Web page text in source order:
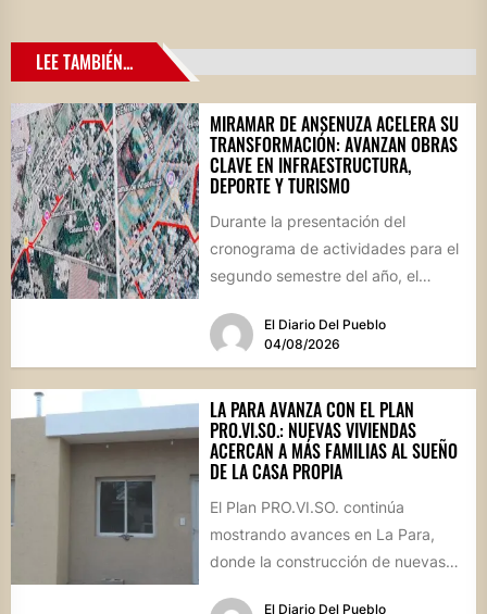
LEE TAMBIÉN...
MIRAMAR DE ANSENUZA ACELERA SU
TRANSFORMACIÓN: AVANZAN OBRAS
CLAVE EN INFRAESTRUCTURA,
DEPORTE Y TURISMO
Durante la presentación del
cronograma de actividades para el
segundo semestre del año, el
el estado...El Diario Del Pueblo
04/08/2026
LA PARA AVANZA CON EL PLAN
PRO.VI.SO.: NUEVAS VIVIENDAS
ACERCAN A MÁS FAMILIAS AL SUEÑO
DE LA CASA PROPIA
El Plan PRO.VI.SO. continúa
mostrando avances en La Para,
donde la construcción de nuevas
El Diario Del Pueblo